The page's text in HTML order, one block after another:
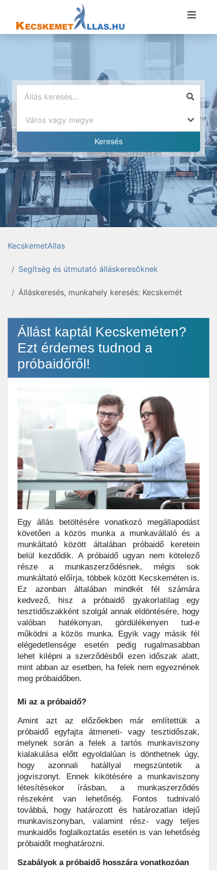
KecskemetAllas
Segítség és útmutató álláskeresőknek
Álláskeresés, munkahely keresés: Kecskemét
Állást kaptál Kecskeméten?
Ezt érdemes tudnod a
próbaidőről!
Egy állás betöltésére vonatkozó megállapodást
követően a közös munka a munkavállaló és a
munkáltató között általában próbaidő keretein
belül kezdődik. A próbaidő ugyan nem kötelező
része a munkaszerződésnek, mégis sok
munkáltató előírja, többek között Kecskeméten is.
Ez azonban általában mindkét fél számára
kedvező, hisz a próbaidő gyakorlatilag egy
tesztidőszakként szolgál annak eldöntésére, hogy
valóban hatékonyan, gördülékenyen tud-e
működni a közös munka. Egyik vagy másik fél
elégedetlensége esetén pedig rugalmasabban
lehet kilépni a szerződésből ezen időszak alatt,
mint abban az esetben, ha felek nem egyeznének
meg próbaidőben.
Mi az a próbaidő?
Amint azt az előzőekben már említettük a
próbaidő egyfajta átmeneti- vagy tesztidőszak,
melynek során a felek a tartós munkaviszony
kialakulása előtt egyoldalúan is dönthetnek úgy,
hogy azonnali hatállyal megszüntetik a
jogviszonyt. Ennek kikötésére a munkaviszony
létesítésekor írásban, a munkaszerződés
részeként van lehetőség. Fontos tudnivaló
továbbá, hogy határozott és határozatlan idejű
munkaviszonyban, valamint rész- vagy teljes
munkaidős foglalkoztatás esetén is van lehetőség
próbaidőt meghatározni.
Szabályok a próbaidő hosszára vonatkozóan